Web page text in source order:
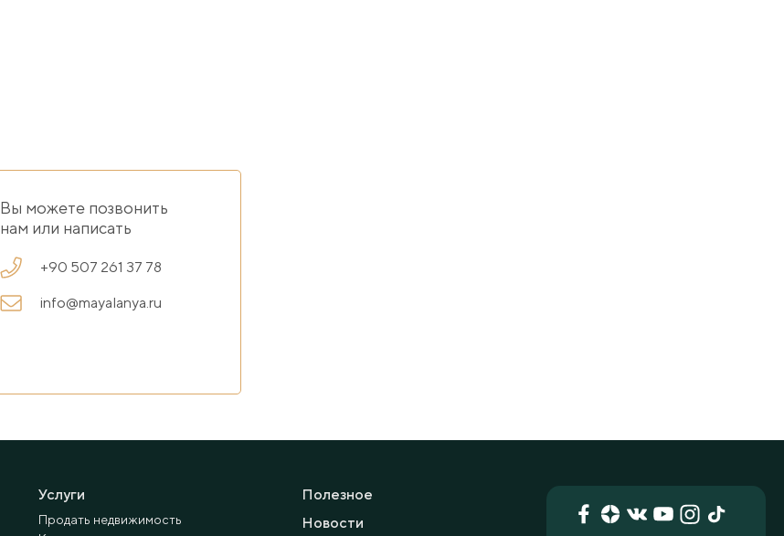
Вы можете позвонить
нам или написать
+90 507 261 37 78
info@mayalanya.ru
Услуги
Продать недвижимость
Полезное
Новости